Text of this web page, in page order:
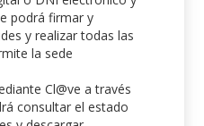
podrá firmar y
y realizar todas las
la sede
Cl@ve a través
consultar el estado